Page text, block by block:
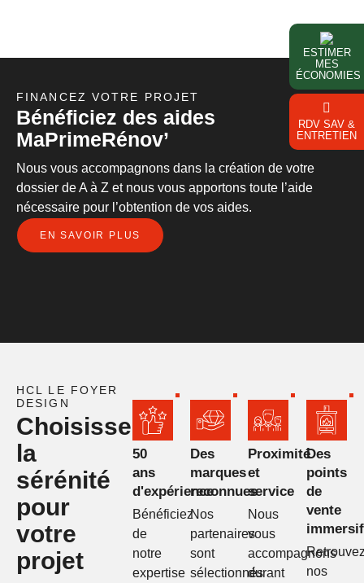
ESTIMER
MES
ÉCONOMIES
RDV SAV &
ENTRETIEN
FINANCEZ VOTRE PROJET
Bénéficiez des aides
MaPrimeRénov’
Nous vous accompagnons dans la création de votre
dossier de A à Z et nous vous apportons toute l’aide
nécessaire pour l’obtention de vos aides.
EN SAVOIR PLUS
HCL LE FOYER
DESIGN
Choisissez
la
sérénité
pour
votre
projet
50
ans
d'expérience
Bénéficiez
de
notre
expertise
Des
marques
reconnues
Nos
partenaires
sont
sélectionnés
Proximité
et
service
Nous
vous
accompagnons
durant
Des
points
de
vente
nos